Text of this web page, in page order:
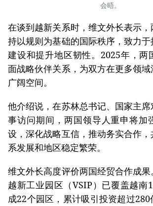
会晤。
在谈到越新关系时，维文外长表示
持以规则为基础的国际秩序，致力
建设和提升地区韧性。2025年，两
面战略伙伴关系，为双方在更多领
广阔空间。
他介绍说，在苏林总书记、国家主
事访问期间，两国领导人重申将加
设，深化战略互信，推动务实合作
系发展和地区稳定繁荣。
维文外长高度评价两国经贸合作成
越新工业园区（VSIP）已覆盖越南
成22个园区，累计吸引投资超过